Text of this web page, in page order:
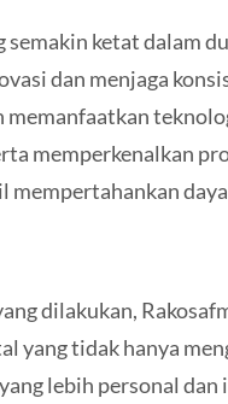
semakin ketat dalam
dan menjaga
memperkenalkan
mempertahankan
dilakukan,
yang tidak hanya
lebih personal